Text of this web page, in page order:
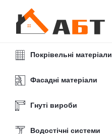
Покрівельні матеріали
Фасадні матеріали
Гнуті вироби
Водостічні системи